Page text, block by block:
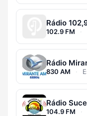
Rádio
102.9 FM ·
Rádio
830 AM ·
Rádio
104.9 FM ·